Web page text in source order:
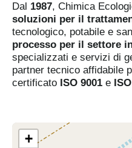
Dal 1987, Chimica
soluzioni per il
tecnologico, potabile e
processo per il settore
specializzati e servizi di
partner tecnico affidabile
certificato ISO 9001 e
+